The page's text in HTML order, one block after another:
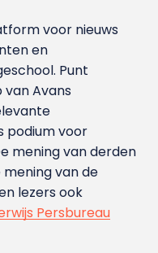
voor nieuws
en
Punt
Avans
podium voor
mening van derden
mening van de
lezers ook
Persbureau